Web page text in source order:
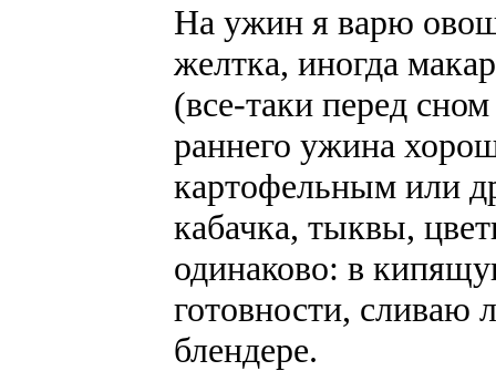
На ужин я варю
желтка, иногда
(все-таки перед
раннего ужина
картофельным или
кабачка, тыквы,
одинаково: в
готовности,
блендере.